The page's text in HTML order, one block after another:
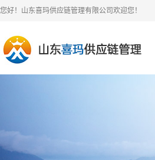
您好！山东喜玛供应链管理有限公司欢迎您！